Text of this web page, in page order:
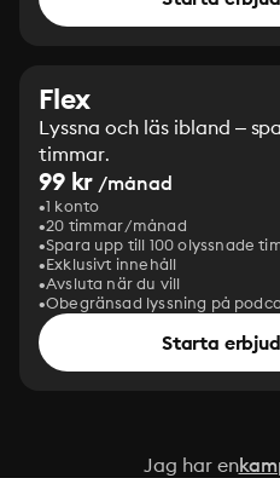
Flex
Lyssna och läs ibland –
timmar.
99 kr /månad
1 konto
20 timmar/månad
Spara upp till 100 olyssnade
Exklusivt innehåll
Avsluta när du vill
Obegränsad lyssning på
Starta
Jag har en